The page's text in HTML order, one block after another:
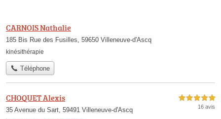
CARNOIS Nathalie
185 Bis Rue des Fusilles, 59650 Villeneuve-d'Ascq
kinésithérapie
Téléphone
CHOQUET Alexis
35 Avenue du Sart, 59491 Villeneuve-d'Ascq
5,0 étoiles sur 5
16 avis